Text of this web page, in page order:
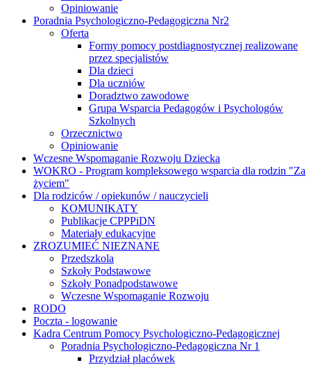
Opiniowanie
Poradnia Psychologiczno-Pedagogiczna Nr2
Oferta
Formy pomocy postdiagnostycznej realizowane
przez specjalistów
Dla dzieci
Dla uczniów
Doradztwo zawodowe
Grupa Wsparcia Pedagogów i Psychologów
Szkolnych
Orzecznictwo
Opiniowanie
Wczesne Wspomaganie Rozwoju Dziecka
WOKRO - Program kompleksowego wsparcia dla rodzin "Za
życiem"
Dla rodziców / opiekunów / nauczycieli
KOMUNIKATY
Publikacje CPPPiDN
Materiały edukacyjne
ZROZUMIEĆ NIEZNANE
Przedszkola
Szkoły Podstawowe
Szkoły Ponadpodstawowe
Wczesne Wspomaganie Rozwoju
RODO
Poczta - logowanie
Kadra Centrum Pomocy Psychologiczno-Pedagogicznej
Poradnia Psychologiczno-Pedagogiczna Nr 1
Przydział placówek